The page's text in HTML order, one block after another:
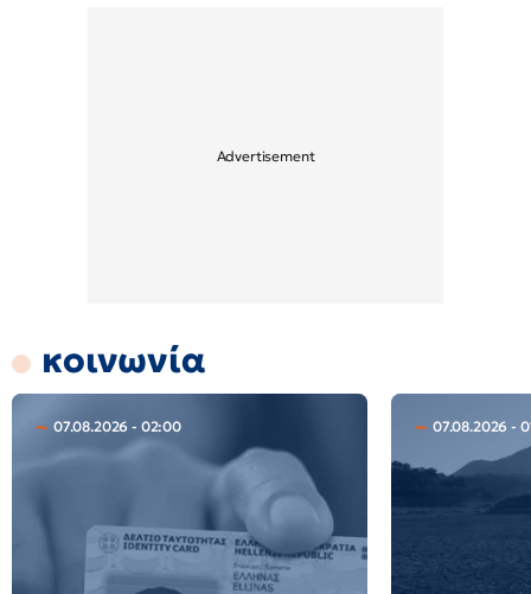
κοινωνία
07.08.2026 - 02:00 07.08.2026 -